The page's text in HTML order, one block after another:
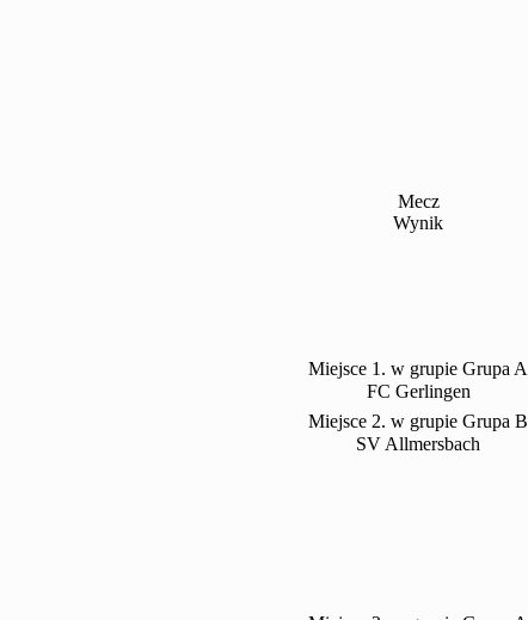
Mecz
Wynik
Miejsce 1. w grupie Grupa A
FC Gerlingen
Miejsce 2. w grupie Grupa B
SV Allmersbach